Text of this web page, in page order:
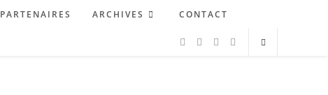
PARTENAIRES ARCHIVES CONTACT